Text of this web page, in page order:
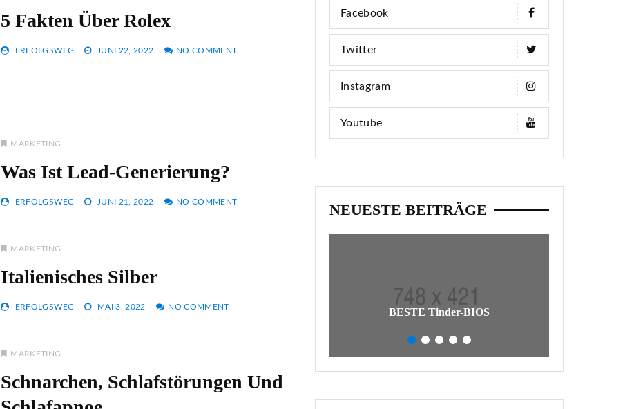
5 Fakten Über Rolex
ERFOLGSWEG JUNI 22, 2022 NO COMMENT
MARKETING
Was Ist Lead-Generierung?
ERFOLGSWEG JUNI 21, 2022 NO COMMENT
MARKETING
Italienisches Silber
ERFOLGSWEG MAI 3, 2022 NO COMMENT
MARKETING
Schnarchen, Schlafstörungen Und
Facebook
Twitter
Instagram
Youtube
NEUESTE BEITRÄGE
BESTE Tinder-BIOS